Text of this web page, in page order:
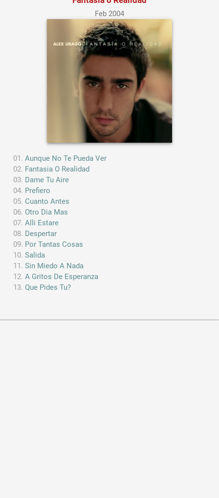
Feb 2004
Aunque No Te Pueda Ver
Fantasia O Realidad
Dame Tu Aire
Prefiero
Cuanto Antes
Otro Dia Mas
Alli Estare
Despertar
Por Tantas Cosas
Salida
Sin Miedo A Nada
A Gritos De Esperanza
Que Pides Tu?